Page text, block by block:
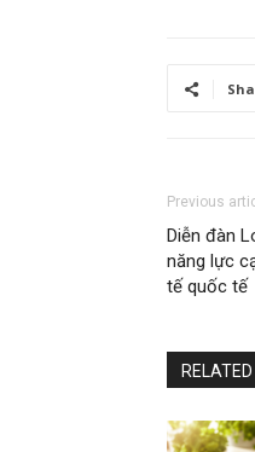
Previous
Diễn đàn
năng lực
tế quốc tế​​​​​​​